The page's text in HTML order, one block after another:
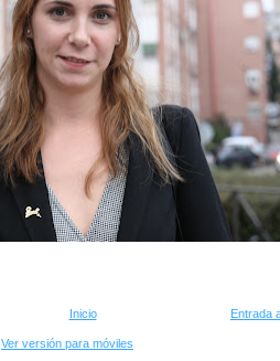
Entrada
Inicio
Ver versión para móviles